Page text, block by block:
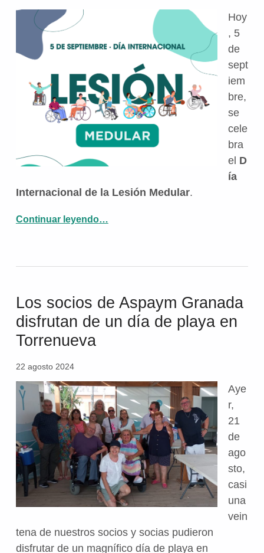
Hoy
, 5
de
sept
iem
bre,
se
cele
bra
el D
ía
Internacional de la Lesión Medular.
Continuar leyendo“Manifiesto por el Día Internacional de la Lesión Medular”
…
Los socios de Aspaym Granada
disfrutan de un día de playa en
Torrenueva
22 agosto 2024
Aye
r,
21
de
ago
sto,
casi
una
vein
tena de nuestros socios y socias pudieron
disfrutar de un magnífico día de playa en